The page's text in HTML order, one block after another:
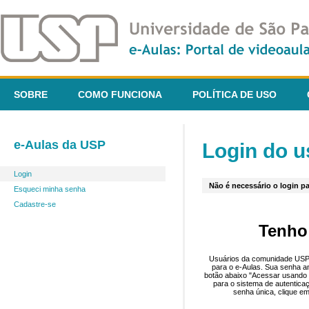
SOBRE COMO FUNCIONA POLÍTICA DE USO
e-Aulas da USP
Login
Esqueci minha senha
Cadastre-se
Login do
Não é necessário o login
Usuários da comunidade
para o e-Aulas. Sua senha
botão abaixo "Acessar
para o sistema de
senha única, clique